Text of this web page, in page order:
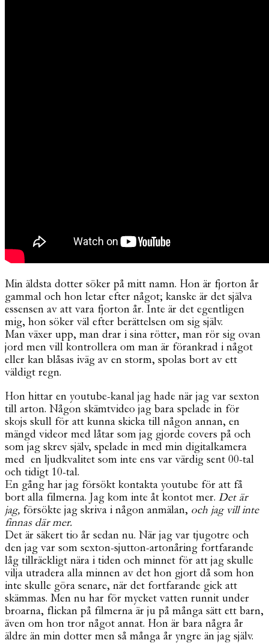
Min äldsta dotter söker på mitt namn. Hon är fjorton år
gammal och hon letar efter något; kanske är det själva
essensen av att vara fjorton år. Inte är det egentligen
mig, hon söker väl efter berättelsen om sig själv.
Man växer upp, man drar i sina rötter, man rör sig ovan
jord men vill kontrollera om man är förankrad i något
eller kan blåsas iväg av en storm, spolas bort av ett
väldigt regn.
Hon hittar en youtube-kanal jag hade när jag var sexton
till arton. Någon skämtvideo jag bara spelade in för
skojs skull för att kunna skicka till någon annan, en
mängd videor med låtar som jag gjorde covers på och
som jag skrev själv, spelade in med min digitalkamera
med en ljudkvalitet som inte ens var värdig sent 00-tal
och tidigt 10-tal.
En gång har jag försökt kontakta youtube för att få
bort alla filmerna. Jag kom inte åt kontot mer. Det är
jag, försökte jag skriva i någon anmälan, och jag vill inte
finnas där mer.
Det är säkert tio år sedan nu. När jag var tjugotre och
den jag var som sexton-sjutton-artonåring fortfarande
låg tillräckligt nära i tiden och minnet för att jag skulle
vilja utradera alla minnen av det hon gjort då som hon
inte skulle göra senare, när det fortfarande gick att
skämmas. Men nu har för mycket vatten runnit under
broarna, flickan på filmerna är ju på många sätt ett barn,
även om hon tror något annat. Hon är bara några år
äldre än min dotter men så många år yngre än jag själv.